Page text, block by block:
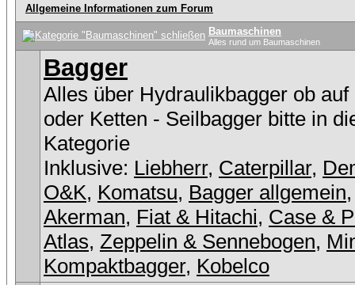
Allgemeine Informationen zum Forum
Baumaschinen
Alles rund um Baumaschinen
Bagger
Alles über Hydraulikbagger ob auf
oder Ketten - Seilbagger bitte in
Kategorie
Inklusive: Liebherr, Caterpillar,
O&K, Komatsu, Bagger allgemein
Akerman, Fiat & Hitachi, Case &
Atlas, Zeppelin & Sennebogen,
Kompaktbagger, Kobelco